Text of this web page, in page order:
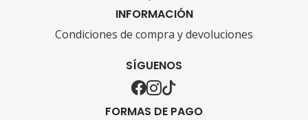
INFORMACIÓN
Condiciones de compra y devoluciones
SÍGUENOS
FORMAS DE PAGO